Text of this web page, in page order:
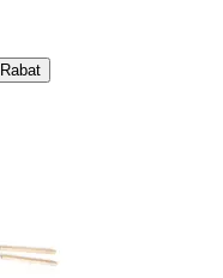
Rabat